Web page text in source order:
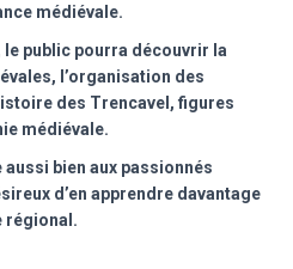
médiévale.
public pourra découvrir la
l’organisation des
des Trencavel, figures
médiévale.
bien aux passionnés
d’en apprendre davantage
régional.